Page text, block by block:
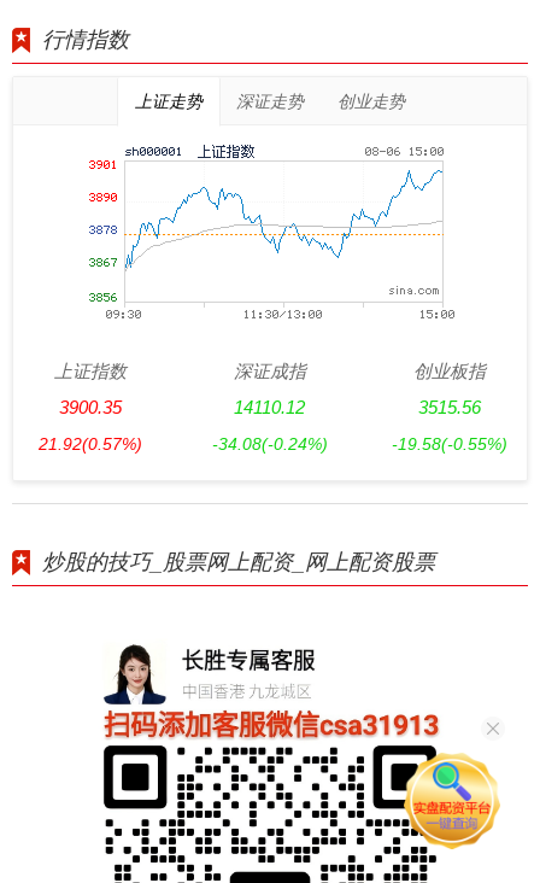
行情指数
上证走势 深证走势 创业走势
上证指数
3900.35
21.92(0.57%)
深证成指
14110.12
-34.08(-0.24%)
创业板指
3515.56
-19.58(-0.55%)
炒股的技巧_股票网上配资_网上配资股票